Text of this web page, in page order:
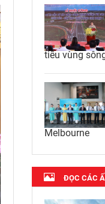
tiểu vùng
Melbourne
ĐỌC CÁC